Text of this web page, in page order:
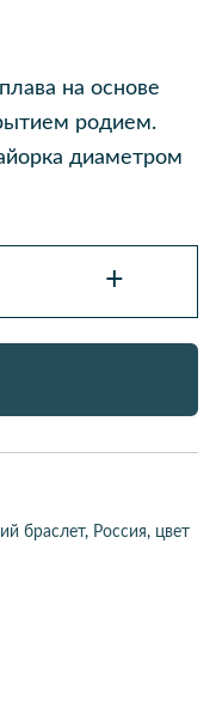
на основе
родием.
диаметром
+
браслет, Россия, цвет